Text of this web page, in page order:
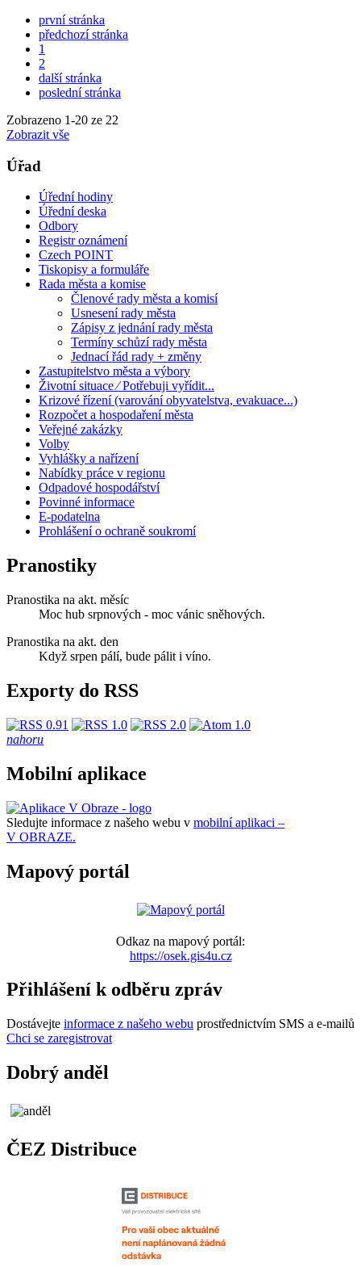
první stránka
předchozí stránka
1
2
další stránka
poslední stránka
Zobrazeno 1-20 ze 22
Zobrazit vše
Úřad
Úřední hodiny
Úřední deska
Odbory
Registr oznámení
Czech POINT
Tiskopisy a formuláře
Rada města a komise
Členové rady města a komisí
Usnesení rady města
Zápisy z jednání rady města
Termíny schůzí rady města
Jednací řád rady + změny
Zastupitelstvo města a výbory
Životní situace ⁄ Potřebuji vyřídit...
Krizové řízení (varování obyvatelstva, evakuace...)
Rozpočet a hospodaření města
Veřejné zakázky
Volby
Vyhlášky a nařízení
Nabídky práce v regionu
Odpadové hospodářství
Povinné informace
E-podatelna
Prohlášení o ochraně soukromí
Pranostiky
Pranostika na akt. měsíc
Moc hub srpnových - moc vánic sněhových.
Pranostika na akt. den
Když srpen pálí, bude pálit i víno.
Exporty do RSS
nahoru
Mobilní aplikace
Sledujte informace z našeho webu v mobilní aplikaci –
V OBRAZE.
Mapový portál
Odkaz na mapový portál:
https://osek.gis4u.cz
Přihlášení k odběru zpráv
Dostávejte informace z našeho webu prostřednictvím SMS a e-mailů
Chci se zaregistrovat
Dobrý anděl
ČEZ Distribuce